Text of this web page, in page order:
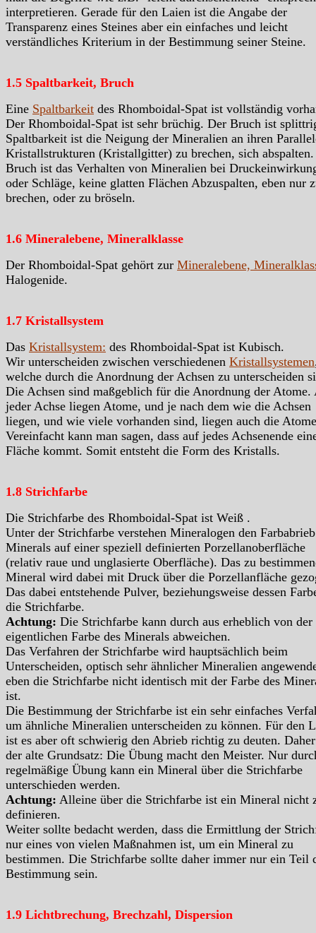
interpretieren. Gerade für den Laien ist die Angabe der
Transparenz eines Steines aber ein einfaches und leicht
verständliches Kriterium in der Bestimmung seiner Steine.
1.5 Spaltbarkeit, Bruch
Eine Spaltbarkeit des Rhomboidal-Spat ist vollständig
Der Rhomboidal-Spat ist sehr brüchig. Der Bruch ist
Spaltbarkeit ist die Neigung der Mineralien an ihren
Kristallstrukturen (Kristallgitter) zu brechen, sich abspalten.
Bruch ist das Verhalten von Mineralien bei
oder Schläge, keine glatten Flächen Abzuspalten, eben nur
brechen, oder zu bröseln.
1.6 Mineralebene, Mineralklasse
Der Rhomboidal-Spat gehört zur Mineralebene,
Halogenide.
1.7 Kristallsystem
Das Kristallsystem: des Rhomboidal-Spat ist Kubisch.
Wir unterscheiden zwischen verschiedenen Kristallsystemen
welche durch die Anordnung der Achsen zu unterscheiden
Die Achsen sind maßgeblich für die Anordnung der Atome.
jeder Achse liegen Atome, und je nach dem wie die Achsen
liegen, und wie viele vorhanden sind, liegen auch die
Vereinfacht kann man sagen, dass auf jedes Achsenende
Fläche kommt. Somit entsteht die Form des Kristalls.
1.8 Strichfarbe
Die Strichfarbe des Rhomboidal-Spat ist Weiß .
Unter der Strichfarbe verstehen Mineralogen den
Minerals auf einer speziell definierten Porzellanoberfläche
(relativ raue und unglasierte Oberfläche). Das zu
Mineral wird dabei mit Druck über die Porzellanfläche
Das dabei entstehende Pulver, beziehungsweise dessen
die Strichfarbe.
Achtung: Die Strichfarbe kann durch aus erheblich von der
eigentlichen Farbe des Minerals abweichen.
Das Verfahren der Strichfarbe wird hauptsächlich beim
Unterscheiden, optisch sehr ähnlicher Mineralien
eben die Strichfarbe nicht identisch mit der Farbe des
ist.
Die Bestimmung der Strichfarbe ist ein sehr einfaches
um ähnliche Mineralien unterscheiden zu können. Für den
ist es aber oft schwierig den Abrieb richtig zu deuten.
der alte Grundsatz: Die Übung macht den Meister. Nur
regelmäßige Übung kann ein Mineral über die Strichfarbe
unterschieden werden.
Achtung: Alleine über die Strichfarbe ist ein Mineral nicht
definieren.
Weiter sollte bedacht werden, dass die Ermittlung der
nur eines von vielen Maßnahmen ist, um ein Mineral zu
bestimmen. Die Strichfarbe sollte daher immer nur ein Teil
Bestimmung sein.
1.9 Lichtbrechung, Brechzahl, Dispersion